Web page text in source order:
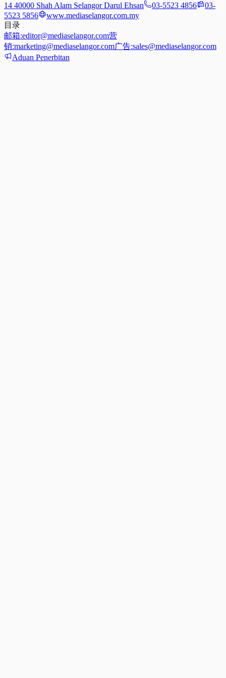
14 40000 Shah Alam Selangor Darul Ehsan
03-5523 4856
03-
5523 5856
www.mediaselangor.com.my
目录
邮箱:editor@mediaselangor.com营
销:marketing@mediaselangor.com广告:sales@mediaselangor.com
Aduan Penerbitan